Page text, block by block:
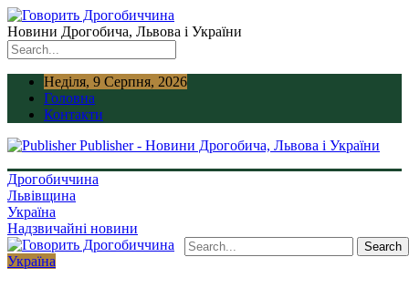
Новини Дрогобича, Львова і України
Неділя, 9 Серпня, 2026
Головна
Контакти
Publisher - Новини Дрогобича, Львова і України
Дрогобиччина
Львівщина
Україна
Надзвичайні новини
Україна